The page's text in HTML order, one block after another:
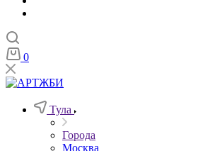
0
Тула
Города
Москва